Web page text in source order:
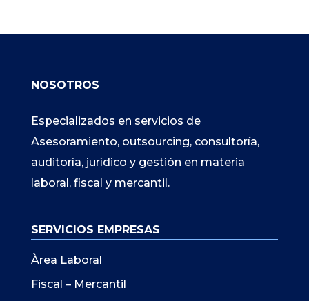
NOSOTROS
Especializados en servicios de
Asesoramiento, outsourcing, consultoría,
auditoría, jurídico y gestión en materia
laboral, fiscal y mercantil.
SERVICIOS EMPRESAS
Àrea Laboral
Fiscal – Mercantil